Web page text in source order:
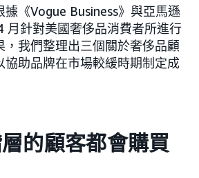
據《Vogue Business》與亞馬遜
月針對美國奢侈品消費者所進行
，我們整理出三個關於奢侈品顧
協助品牌在市場較緩時期制定成
的顧客都會購買